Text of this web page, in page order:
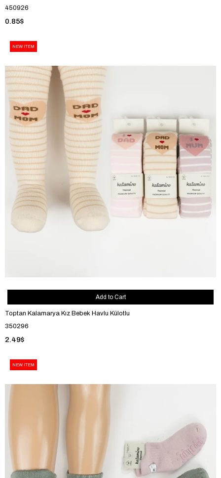
450926
0.85$
Toptan Kalamarya Kız Bebek Havlu Külotlu
350296
2.49$
Add to Cart
NEW ITEM
NEW ITEM